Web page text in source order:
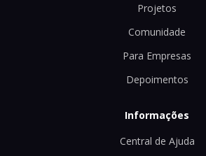
Projetos
Comunidade
Para Empresas
Depoimentos
Informações
Central de Ajuda